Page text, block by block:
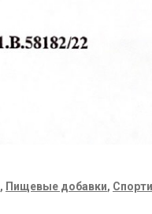
, Пищевые добавки,